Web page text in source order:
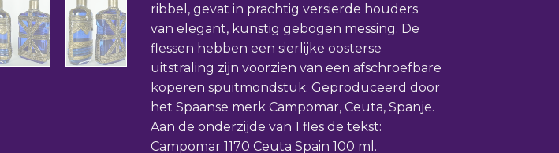
ribbel, gevat in prachtig versierde houders
van elegant, kunstig gebogen messing. De
flessen hebben een sierlijke oosterse
uitstraling zijn voorzien van een afschroefbare
koperen spuitmondstuk. Geproduceerd door
het Spaanse merk Campomar, Ceuta, Spanje.
Aan de onderzijde van 1 fles de tekst:
Campomar 1170 Ceuta Spain 100 ml.